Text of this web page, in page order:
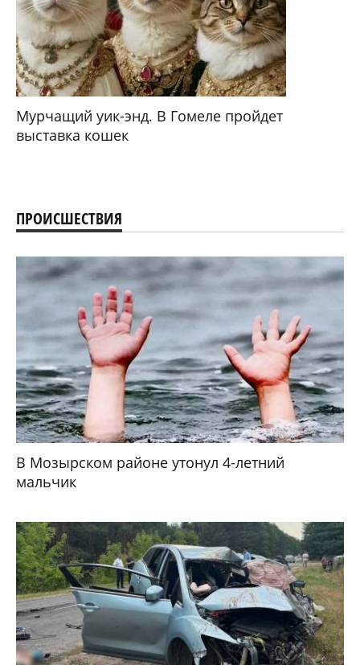
Мурчащий уик-энд. В Гомеле пройдет
выставка кошек
ПРОИСШЕСТВИЯ
В Мозырском районе утонул 4-летний
мальчик